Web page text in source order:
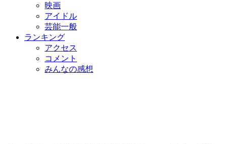
映画
アイドル
芸能一般
ランキング
アクセス
コメント
みんなの感想